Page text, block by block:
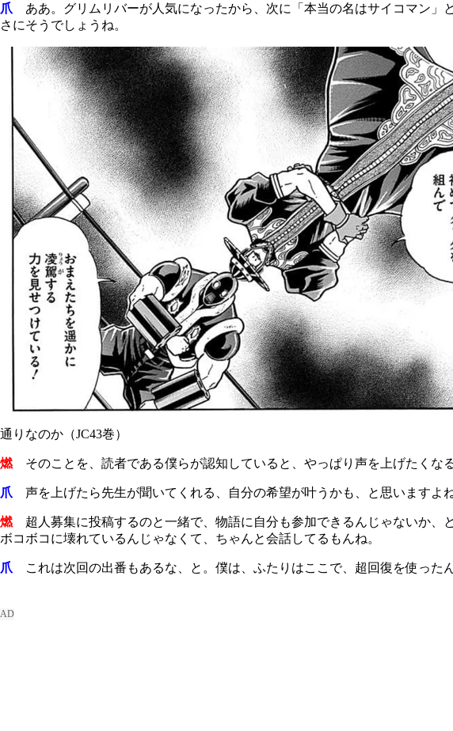
爪 ああ。グリムリバーが人気になったから、次に「本当の名はサイコマン」
さにそうでしょうね。
通りなのか（JC43巻）
燃そのことを、読者である僕らが認知していると、やっぱり声を上げたくなる
爪 声を上げたら先生が聞いてくれる、自分の希望が叶うかも、と思いますよね
燃超人募集に投稿するのと一緒で、物語に自分も参加できるんじゃないか、
ボコボコに壊れているんじゃなくて、ちゃんと会話してるもんね。
爪 これは次回の出番もあるな、と。僕は、ふたりはここで、超回復を使った